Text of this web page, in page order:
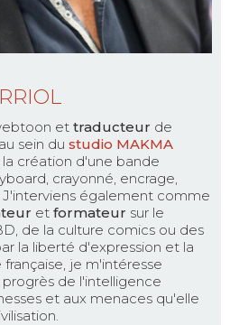
et traducteur de
sein du studio MAKMA
création d'une bande
crayonné, encrage,
J'interviens également comme
et formateur sur le
de la culture comics ou des
la liberté d'expression et la
je m'intéresse
de l'intelligence
et aux menaces qu'elle